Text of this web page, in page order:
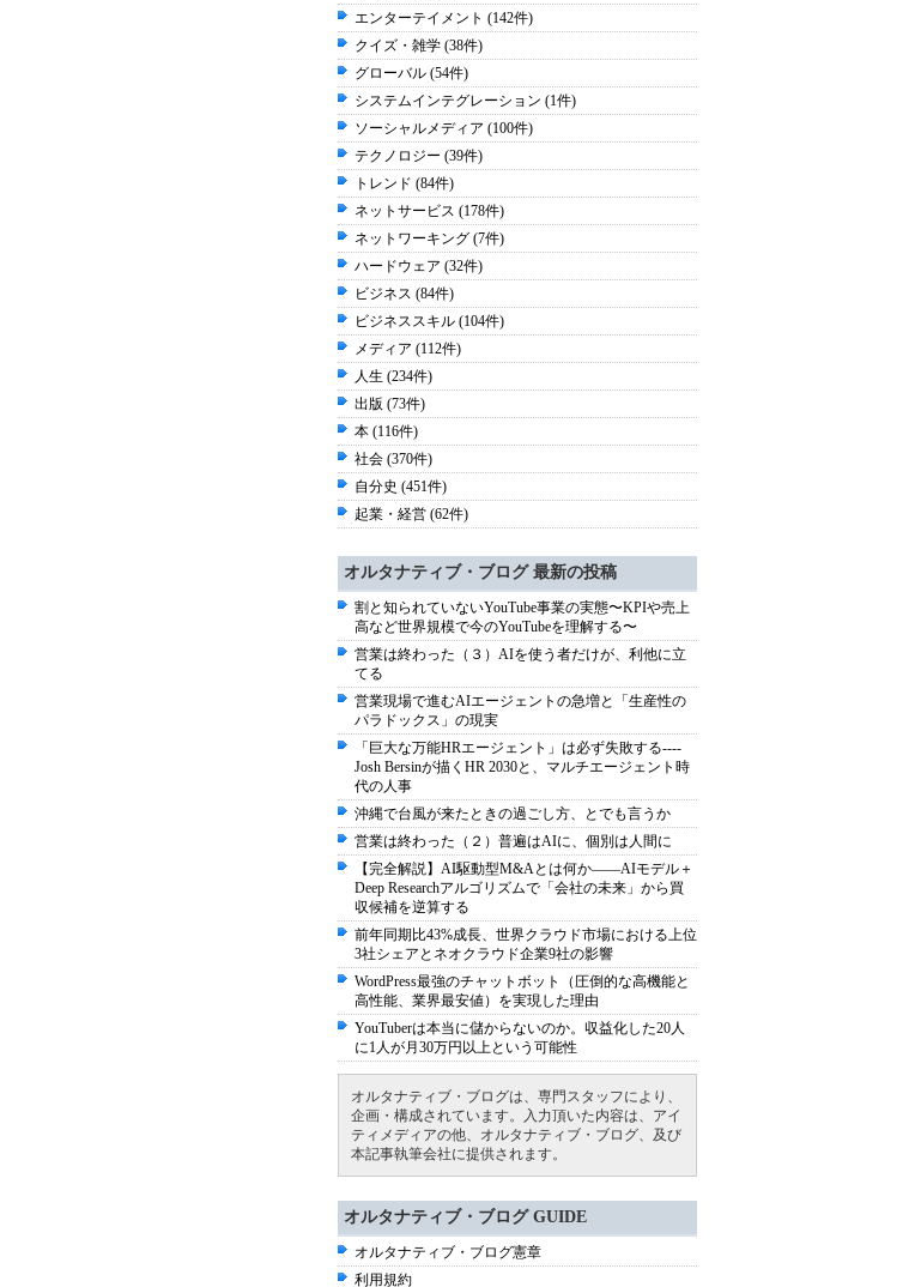
エンターテイメント (142件)
クイズ・雑学 (38件)
グローバル (54件)
システムインテグレーション (1件)
ソーシャルメディア (100件)
テクノロジー (39件)
トレンド (84件)
ネットサービス (178件)
ネットワーキング (7件)
ハードウェア (32件)
ビジネス (84件)
ビジネススキル (104件)
メディア (112件)
人生 (234件)
出版 (73件)
本 (116件)
社会 (370件)
自分史 (451件)
起業・経営 (62件)
オルタナティブ・ブログ 最新の投稿
割と知られていないYouTube事業の実態〜KPIや売上
高など世界規模で今のYouTubeを理解する〜
営業は終わった（３）AIを使う者だけが、利他に立
てる
営業現場で進むAIエージェントの急増と「生産性の
パラドックス」の現実
「巨大な万能HRエージェント」は必ず失敗する----
Josh Bersinが描くHR 2030と、マルチエージェント時
代の人事
沖縄で台風が来たときの過ごし方、とでも言うか
営業は終わった（２）普遍はAIに、個別は人間に
【完全解説】AI駆動型M&Aとは何か――AIモデル＋
Deep Researchアルゴリズムで「会社の未来」から買
収候補を逆算する
前年同期比43%成長、世界クラウド市場における上位
3社シェアとネオクラウド企業9社の影響
WordPress最強のチャットボット（圧倒的な高機能と
高性能、業界最安値）を実現した理由
YouTuberは本当に儲からないのか。収益化した20人
に1人が月30万円以上という可能性
オルタナティブ・ブログは、専門スタッフにより、
企画・構成されています。入力頂いた内容は、アイ
ティメディアの他、オルタナティブ・ブログ、及び
本記事執筆会社に提供されます。
オルタナティブ・ブログ GUIDE
オルタナティブ・ブログ憲章
利用規約